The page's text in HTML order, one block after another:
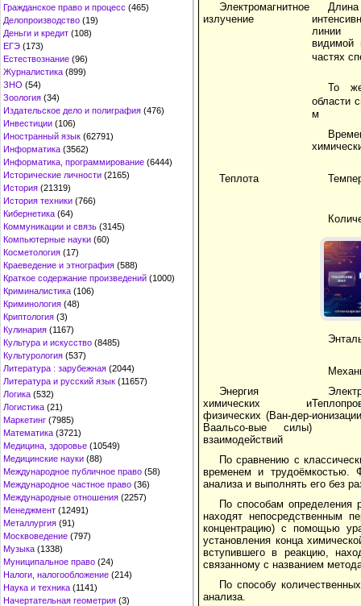
Гражданское право и процесс (465)
Делопроизводство (19)
Деньги и кредит (108)
ЕГЭ (173)
Естествознание (96)
Журналистика (899)
ЗНО (54)
Зоология (34)
Издательское дело и полиграфия (476)
Инвестиции (106)
Иностранный язык (62791)
Информатика (3562)
Информатика, программирование (6444)
Исторические личности (2165)
История (21319)
История техники (766)
Кибернетика (64)
Коммуникации и связь (3145)
Компьютерные науки (60)
Косметология (17)
Краеведение и этнография (588)
Краткое содержание произведений (1000)
Криминалистика (106)
Криминология (48)
Криптология (3)
Кулинария (1167)
Культура и искусство (8485)
Культурология (537)
Литература : зарубежная (2044)
Литература и русский язык (11657)
Логика (532)
Логистика (21)
Маркетинг (7985)
Математика (3721)
Медицина, здоровье (10549)
Медицинские науки (88)
Международное публичное право (58)
Международное частное право (36)
Международные отношения (2257)
Менеджмент (12491)
Металлургия (91)
Москвоведение (797)
Музыка (1338)
Муниципальное право (24)
Налоги, налогообложение (214)
Наука и техника (1141)
Начертательная геометрия (3)
Электромагнитное
излучение
линии
видимой
частях
То
области
м
Теплота
Энергия
химических и
физических (Ван-дер-
Ваальсо-вые силы)
взаимодействий
ионизации
По сравнению с
временем и трудоёмкостью.
анализа и выполнять его без
По способам
находят непосредственным
концентрацию) с помощью
установления конца
вступившего в реакцию,
связанному с названием
По способу
анализа.